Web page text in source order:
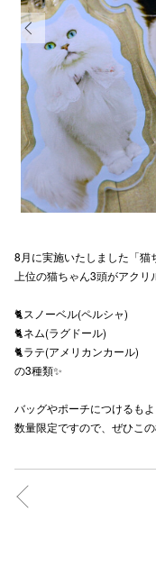
Previous
8月に実施いたしました「猫
上位の猫ちゃん3頭がアク
🐈スノーベル(ペルシャ)
🐈ネム(ラグドール)
🐈ラテ(アメリカンカール)
の3種類✨
バッグやポーチにつけるも
数量限定ですので、ぜひこ